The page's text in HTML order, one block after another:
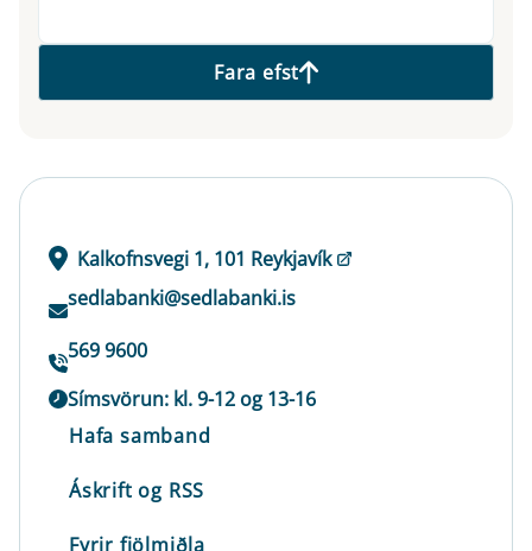
Fara efst
Kalkofnsvegi 1, 101 Reykjavík
sedlabanki@sedlabanki.is
569 9600
Símsvörun: kl. 9-12 og 13-16
Hafa samband
Áskrift og RSS
Fyrir fjölmiðla